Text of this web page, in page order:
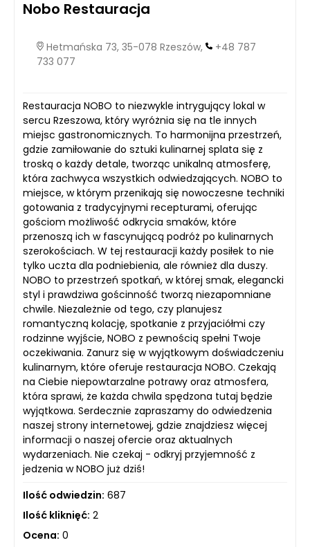
Nobo Restauracja
Hetmańska 73, 35-078 Rzeszów,
+48 787
733 077
Restauracja NOBO to niezwykle intrygujący lokal w
sercu Rzeszowa, który wyróżnia się na tle innych
miejsc gastronomicznych. To harmonijna przestrzeń,
gdzie zamiłowanie do sztuki kulinarnej splata się z
troską o każdy detale, tworząc unikalną atmosferę,
która zachwyca wszystkich odwiedzających. NOBO to
miejsce, w którym przenikają się nowoczesne techniki
gotowania z tradycyjnymi recepturami, oferując
gościom możliwość odkrycia smaków, które
przenoszą ich w fascynującą podróż po kulinarnych
szerokościach. W tej restauracji każdy posiłek to nie
tylko uczta dla podniebienia, ale również dla duszy.
NOBO to przestrzeń spotkań, w której smak, elegancki
styl i prawdziwa gościnność tworzą niezapomniane
chwile. Niezależnie od tego, czy planujesz
romantyczną kolację, spotkanie z przyjaciółmi czy
rodzinne wyjście, NOBO z pewnością spełni Twoje
oczekiwania. Zanurz się w wyjątkowym doświadczeniu
kulinarnym, które oferuje restauracja NOBO. Czekają
na Ciebie niepowtarzalne potrawy oraz atmosfera,
która sprawi, że każda chwila spędzona tutaj będzie
wyjątkowa. Serdecznie zapraszamy do odwiedzenia
naszej strony internetowej, gdzie znajdziesz więcej
informacji o naszej ofercie oraz aktualnych
wydarzeniach. Nie czekaj - odkryj przyjemność z
jedzenia w NOBO już dziś!
Ilość odwiedzin: 687
Ilość kliknięć: 2
Ocena: 0